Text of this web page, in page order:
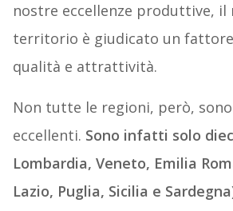
nostre eccellenze produttive,
territorio è giudicato un
qualità e attrattività.
Non tutte le regioni, però,
eccellenti. Sono infatti solo
Lombardia, Veneto, Emilia
Lazio, Puglia, Sicilia e